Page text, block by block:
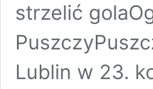
strzelić
Lublin w 23.